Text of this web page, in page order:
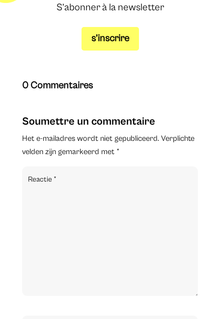
S’abonner à la newsletter
s’inscrire
0 Commentaires
Soumettre un commentaire
Het e-mailadres wordt niet gepubliceerd. Verplichte
velden zijn gemarkeerd met *